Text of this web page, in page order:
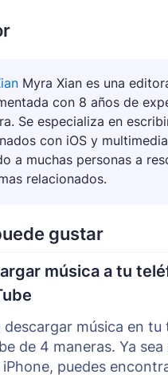
Myra Xian es una
con 8 años de
Se especializa en
con iOS y
a muchas personas a
relacionados.
gustar
música a tu
descargar música en tu
de 4 maneras. Ya sea
puedes